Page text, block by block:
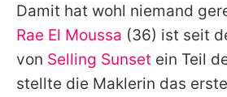
Impressum
Damit hat wohl niemand
Rae El Moussa (36) ist seit
von Selling Sunset ein Teil
stellte die Maklerin das